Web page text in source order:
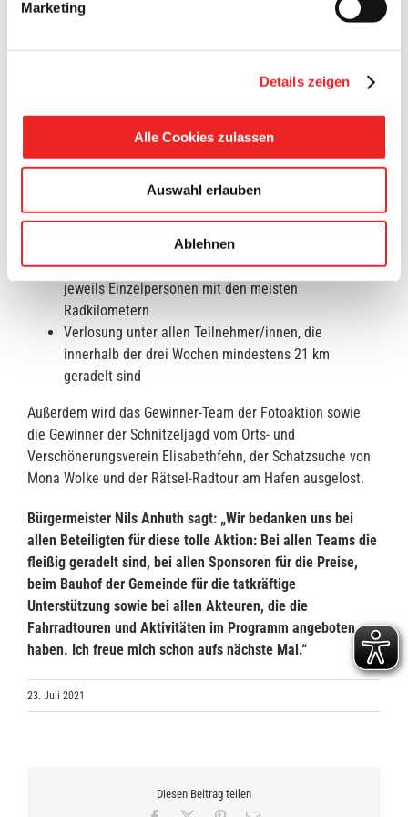
Marketing
Details zeigen
Alle Cookies zulassen
Auswahl erlauben
Ablehnen
Organisationsteam entschlossen, die Siegerehrung erst
findet am 03. September 2021 um 17:00 Uhr im
Die Gewinnerinnen und Gewinner
Es werden Preise in folgenden Kategorien ausgelobt:
Team (insgesamt) mit den meisten Radkilometern
Sonderkategorien Schulen, Vereine und
Unternehmen:
jeweils Einzelpersonen mit den meisten
Radkilometern
Verlosung unter allen Teilnehmer/innen, die
innerhalb der drei Wochen mindestens 21 km
geradelt sind
Außerdem wird das Gewinner-Team der Fotoaktion sowie
die Gewinner der Schnitzeljagd vom Orts- und
Verschönerungsverein Elisabethfehn, der Schatzsuche von
Mona Wolke und der Rätsel-Radtour am Hafen ausgelost.
Bürgermeister Nils Anhuth sagt: „Wir bedanken uns bei
allen Beteiligten für diese tolle Aktion: Bei allen Teams die
fleißig geradelt sind, bei allen Sponsoren für die Preise,
beim Bauhof der Gemeinde für die tatkräftige
Unterstützung sowie bei allen Akteuren, die die
Fahrradtouren und Aktivitäten im Programm angeboten
haben. Ich freue mich schon aufs nächste Mal.“
23. Juli 2021
Diesen Beitrag teilen